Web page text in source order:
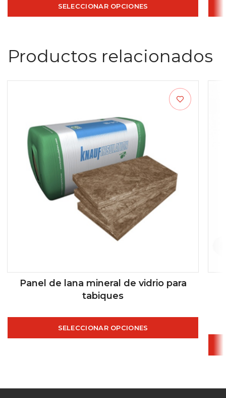
SELECCIONAR OPCIONES
Productos relacionados
Panel de lana mineral de vidrio para
tabiques
SELECCIONAR OPCIONES